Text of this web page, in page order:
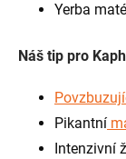
Yerba maté
Náš tip pro
Pikantní
Intenzivní